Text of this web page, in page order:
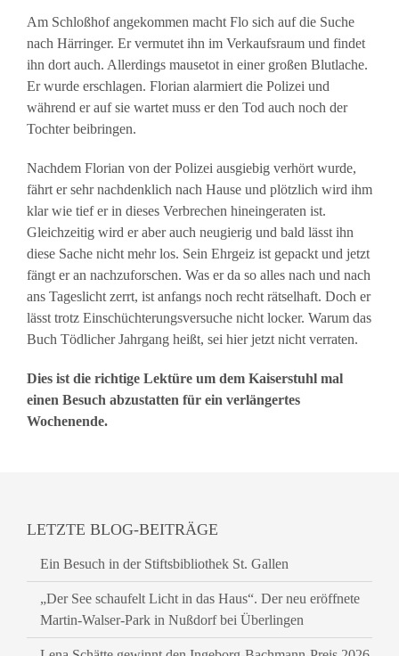
Am Schloßhof angekommen macht Flo sich auf die Suche
nach Härringer. Er vermutet ihn im Verkaufsraum und findet
ihn dort auch. Allerdings mausetot in einer großen Blutlache.
Er wurde erschlagen. Florian alarmiert die Polizei und
während er auf sie wartet muss er den Tod auch noch der
Tochter beibringen.
Nachdem Florian von der Polizei ausgiebig verhört wurde,
fährt er sehr nachdenklich nach Hause und plötzlich wird ihm
klar wie tief er in dieses Verbrechen hineingeraten ist.
Gleichzeitig wird er aber auch neugierig und bald lässt ihn
diese Sache nicht mehr los. Sein Ehrgeiz ist gepackt und jetzt
fängt er an nachzuforschen. Was er da so alles nach und nach
ans Tageslicht zerrt, ist anfangs noch recht rätselhaft. Doch er
lässt trotz Einschüchterungsversuche nicht locker. Warum das
Buch Tödlicher Jahrgang heißt, sei hier jetzt nicht verraten.
Dies ist die richtige Lektüre um dem Kaiserstuhl mal
einen Besuch abzustatten für ein verlängertes
Wochenende.
LETZTE BLOG-BEITRÄGE
Ein Besuch in der Stiftsbibliothek St. Gallen
„Der See schaufelt Licht in das Haus“. Der neu eröffnete
Martin-Walser-Park in Nußdorf bei Überlingen